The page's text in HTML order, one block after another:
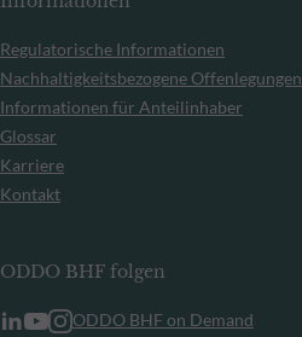
Regulatorische Informationen
Nachhaltigkeitsbezogene Offenlegungen
Informationen für Anteilinhaber
Glossar
Karriere
Kontakt
ODDO BHF folgen
ODDO BHF on Demand